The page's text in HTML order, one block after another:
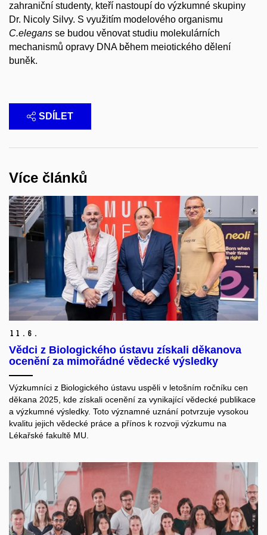
zahraniční studenty, kteří nastoupí do výzkumné skupiny
Dr. Nicoly Silvy. S využitím modelového organismu
C.elegans se budou věnovat studiu molekulárních
mechanismů opravy DNA během meiotického dělení
buněk.
SDÍLET
Více článků
11. 6.
Vědci z Biologického ústavu získali děkanova
ocenění za mimořádné vědecké výsledky
Výzkumníci z Biologického ústavu uspěli v letošním ročníku cen
děkana 2025, kde získali ocenění za vynikající vědecké publikace
a výzkumné výsledky. Toto významné uznání potvrzuje vysokou
kvalitu jejich vědecké práce a přínos k rozvoji výzkumu na
Lékařské fakultě MU.